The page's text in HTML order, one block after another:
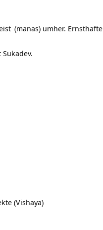
(manas) umher. Ernsthafte
(Vishaya)